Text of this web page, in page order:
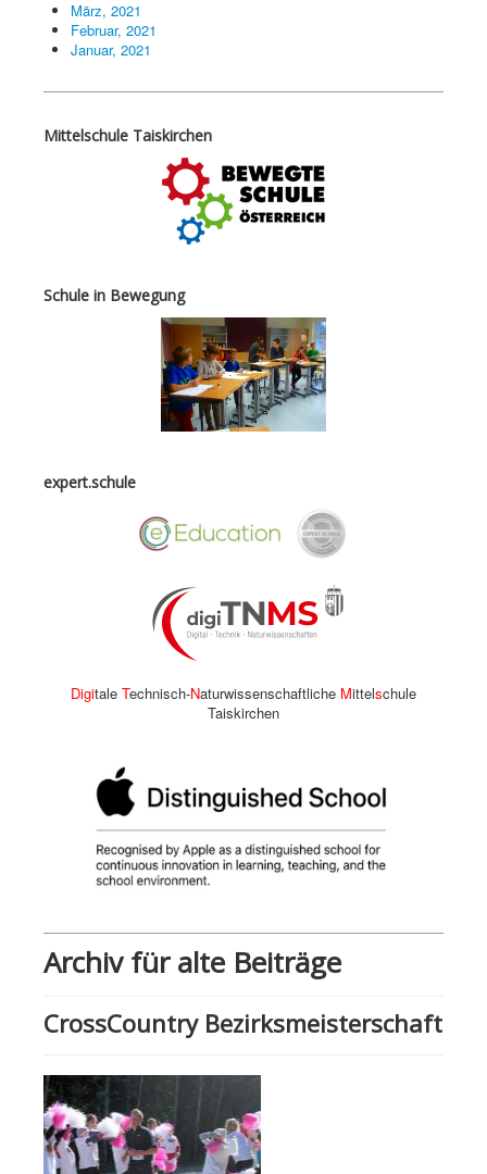
März, 2021
Februar, 2021
Januar, 2021
Mittelschule Taiskirchen
Schule in Bewegung
expert.schule
Digitale Technisch-Naturwissenschaftliche Mittelschule
Taiskirchen
Archiv für alte Beiträge
CrossCountry Bezirksmeisterschaft